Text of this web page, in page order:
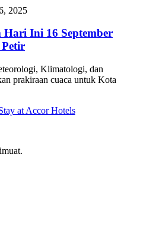
2025
Hari Ini 16 September
Klimatologi, dan
prakiraan cuaca untuk Kota